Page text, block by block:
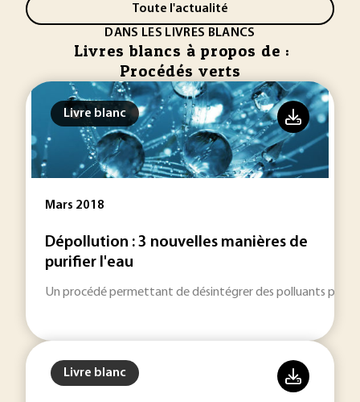
Toute l'actualité
DANS LES LIVRES BLANCS
Livres blancs à propos de :
Procédés verts
Livre blanc
Mars 2018
Dépollution : 3 nouvelles manières de
purifier l'eau
Un procédé permettant de désintégrer des polluants
Livre blanc